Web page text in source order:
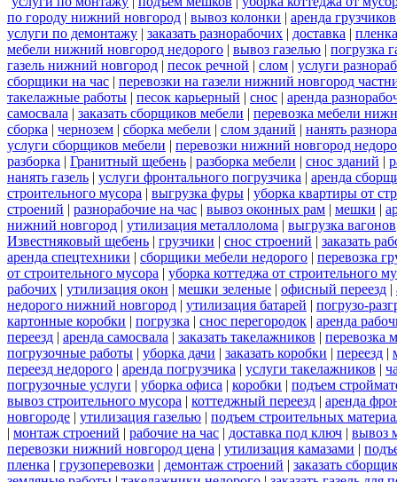
по городу нижний новгород | вывоз колонки | аренда грузчиков
услуги по демонтажу | заказать разнорабочих | доставка | пленка
мебели нижний новгород недорого | вывоз газелью | погрузка
газель нижний новгород | песок речной | слом | услуги
сборщики на час | перевозки на газели нижний новгород
такелажные работы | песок карьерный | снос | аренда
самосвала | заказать сборщиков мебели | перевозка мебели
сборка | чернозем | сборка мебели | слом зданий | нанять
услуги сборщиков мебели | перевозки нижний новгород
разборка | Гранитный щебень | разборка мебели | снос зданий |
нанять газель | услуги фронтального погрузчика | аренда
строительного мусора | выгрузка фуры | уборка квартиры от
строений | разнорабочие на час | вывоз оконных рам | мешки |
нижний новгород | утилизация металлолома | выгрузка вагонов
Известняковый щебень | грузчики | снос строений | заказать
аренда спецтехники | сборщики мебели недорого | перевозка
от строительного мусора | уборка коттеджа от строительного
рабочих | утилизация окон | мешки зеленые | офисный переезд |
недорого нижний новгород | утилизация батарей | погрузо-
картонные коробки | погрузка | снос перегородок | аренда
переезд | аренда самосвала | заказать такелажников | перевозка
погрузочные работы | уборка дачи | заказать коробки | переезд |
переезд недорого | аренда погрузчика | услуги такелажников |
погрузочные услуги | уборка офиса | коробки | подъем
вывоз строительного мусора | коттеджный переезд | аренда
новгороде | утилизация газелью | подъем строительных
| монтаж строений | рабочие на час | доставка под ключ | вывоз
перевозки нижний новгород цена | утилизация камазами |
пленка | грузоперевозки | демонтаж строений | заказать